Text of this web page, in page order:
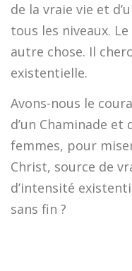
de la vraie vie et
tous les niveaux.
autre chose. Il
existentielle.
Avons-nous le
d’un Chaminade
femmes, pour
Christ, source de
d’intensité
sans fin ?